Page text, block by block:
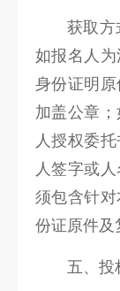
获取方
如报名人
身份证明
加盖公章
人授权委
人签字或
须包含针
份证原件及
五、投